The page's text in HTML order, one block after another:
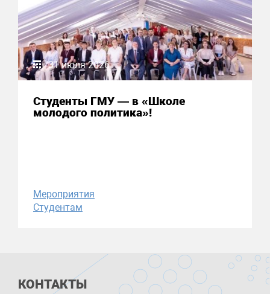
31 июля 2026
Студенты ГМУ — в «Школе
молодого политика»!
Мероприятия
Студентам
КОНТАКТЫ